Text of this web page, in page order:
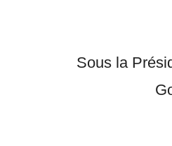
Sous la